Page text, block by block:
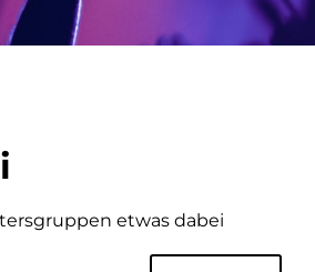
etwas dabei